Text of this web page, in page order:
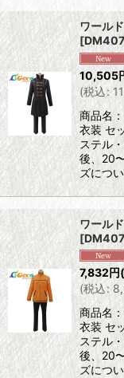
並び順:
ワール
[
10,505
(税込:
商品名
衣装 セ
ステル
後、20
ズにつ
ワール
[
7,832円
(税込:
商品名
衣装 セ
ステル
後、20
ズにつ